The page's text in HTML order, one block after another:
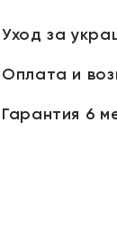
Уход за
Оплата и
Гарантия 6